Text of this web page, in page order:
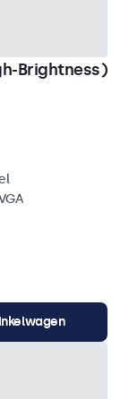
Brightness)